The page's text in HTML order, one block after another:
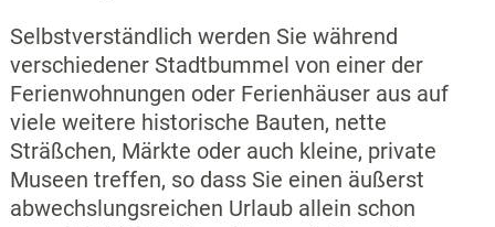
Selbstverständlich werden Sie während
verschiedener Stadtbummel von einer der
Ferienwohnungen oder Ferienhäuser aus auf
viele weitere historische Bauten, nette
Sträßchen, Märkte oder auch kleine, private
Museen treffen, so dass Sie einen äußerst
abwechslungsreichen Urlaub allein schon